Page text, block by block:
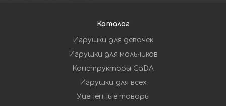
Каталог
Игрушки для девочек
Игрушки для мальчиков
Конструкторы CaDA
Игрушки для всех
Уцененные товары